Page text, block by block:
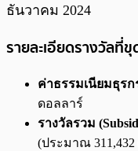
ธันวาคม 2024
รายละเอียดรางวัลที่ขุ
ค่าธรรมเนียมธุรก
ดอลลาร์
รางวัลรวม
(ประมาณ